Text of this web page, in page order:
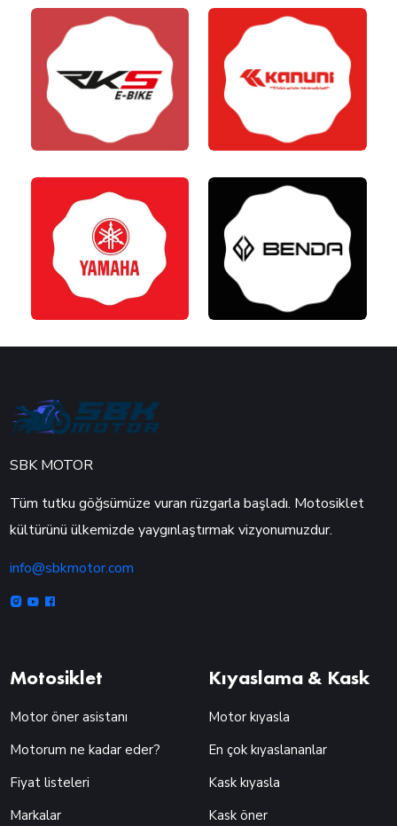
SBK MOTOR
Tüm tutku göğsümüze vuran rüzgarla başladı. Motosiklet
kültürünü ülkemizde yaygınlaştırmak vizyonumuzdur.
info@sbkmotor.com
Motosiklet
Motor öner asistanı
Motorum ne kadar eder?
Fiyat listeleri
Markalar
Kıyaslama & Kask
Motor kıyasla
En çok kıyaslananlar
Kask kıyasla
Kask öner